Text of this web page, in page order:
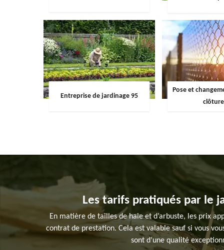
Entreprise de jardinage 95
Pose et
Les tarifs pratiqués par le
En matière de tailles de haie et d’arbuste, les prix
contrat de prestation. Cela est valable sauf si vous
sont d’une qualité